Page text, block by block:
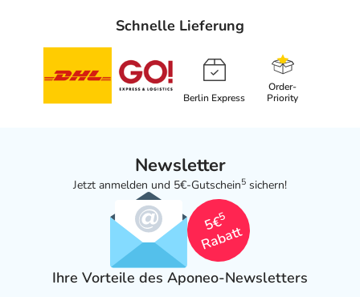
Schnelle Lieferung
Berlin Express
Order-
Priority
Newsletter
Jetzt anmelden und 5€-Gutschein5 sichern!
5€
5
Rabatt
Ihre Vorteile des Aponeo-Newsletters